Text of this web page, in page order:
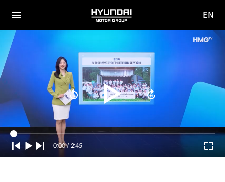
전체
HYUNDAI
MOTOR
사이
EN
Current
Time
0:00 / Duration
2:45